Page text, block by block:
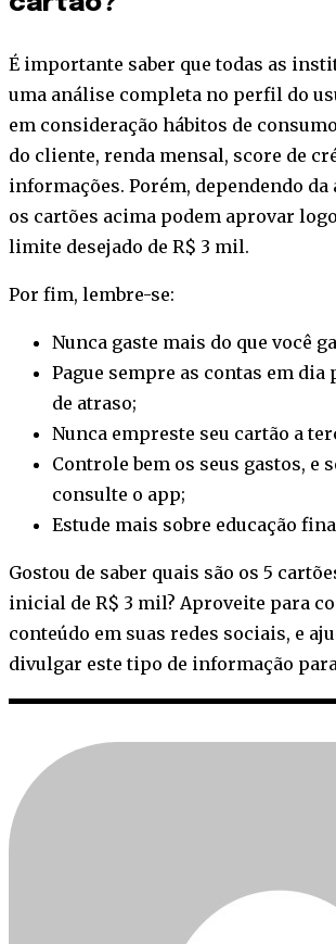
É importante saber que todas as
uma análise completa no perfil do
em consideração hábitos de
do cliente, renda mensal, score de
informações. Porém, dependendo da
os cartões acima podem aprovar
limite desejado de R$ 3 mil.
Por fim, lembre-se:
Nunca gaste mais do que você
Pague sempre as contas em
de atraso;
Nunca empreste seu cartão a
Controle bem os seus gastos, e
consulte o app;
Estude mais sobre educação
Gostou de saber quais são os 5
inicial de R$ 3 mil? Aproveite para
conteúdo em suas redes sociais, e
divulgar este tipo de informação